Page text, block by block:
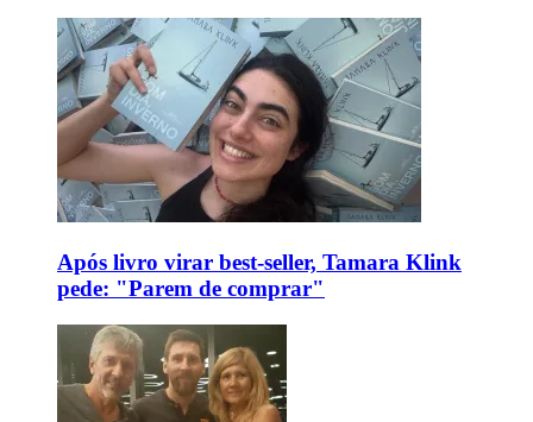
Após livro virar best-seller, Tamara Klink
pede: "Parem de comprar"